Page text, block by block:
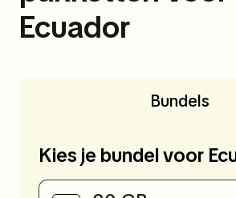
Ecuador
Bundels
Kies je bundel voor